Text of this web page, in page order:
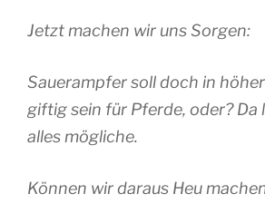
Jetzt machen wir uns Sorgen:
Sauerampfer soll doch in
giftig sein für Pferde, oder? Da
alles mögliche.
Können wir daraus Heu